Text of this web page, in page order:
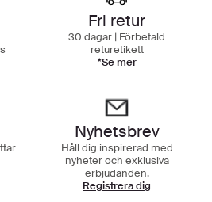
Fri retur
30 dagar | Förbetald
returetikett
*Se mer
Nyhetsbrev
Håll dig inspirerad med
nyheter och exklusiva
erbjudanden.
Registrera dig